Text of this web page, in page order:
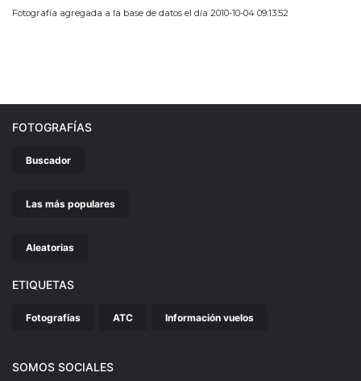
Fotografía agregada a la base de datos el día 2010-10-04 09:13:52
FOTOGRAFÍAS
Buscador
Las más populares
Aleatorias
ETIQUETAS
Fotografías ATC Información vuelos
SOMOS SOCIALES